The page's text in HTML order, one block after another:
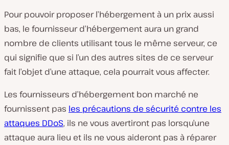
Pour pouvoir proposer l’hébergement à un prix aussi
bas, le fournisseur d’hébergement aura un grand
nombre de clients utilisant tous le même serveur, ce
qui signifie que si l’un des autres sites de ce serveur
fait l’objet d’une attaque, cela pourrait vous affecter.
Les fournisseurs d’hébergement bon marché ne
fournissent pas les précautions de sécurité contre les
attaques DDoS, ils ne vous avertiront pas lorsqu’une
attaque aura lieu et ils ne vous aideront pas à réparer